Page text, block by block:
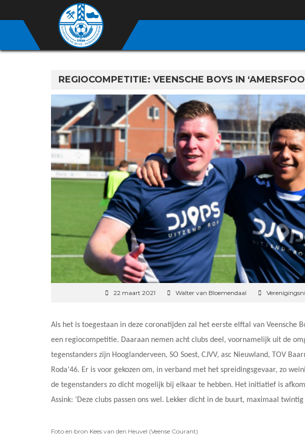
REGIOCOMPETITIE: VEENSCHE BOYS IN
22 maart 2021 Walter van Bloemendaal
Als het is toegestaan in deze coronatijden zal het eerste elftal van Veensche
een regiocompetitie. Daaraan nemen acht clubs deel, voornamelijk uit de
tegenstanders zijn Hooglanderveen, SO Soest, CJVV, asc Nieuwland, TOV
Roda’46. Er is voor gekozen om, in verband met het spreidingsgevaar, zo
de tegenstanders zo dicht mogelijk bij elkaar te hebben. Het initiatief is
Assink: ‘Deze clubs passen ons wel. Lekker dicht in de buurt, maximaal
Foto en bron Kees van den Heuvel (Veense Courant)